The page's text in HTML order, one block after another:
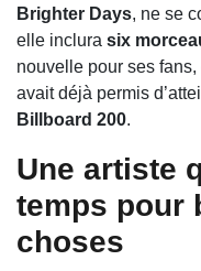
Brighter Days, ne se
elle inclura six
nouvelle pour ses
avait déjà permis
Billboard 200.
Une artiste
temps pour
choses